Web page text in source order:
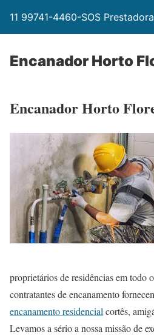
11 99741-4460-SOS
Encanador Horto
Encanador Horto
proprietários de residências em todo
contratantes de encanamento
encanamento residencial cortês,
Levamos a sério a nossa missão de